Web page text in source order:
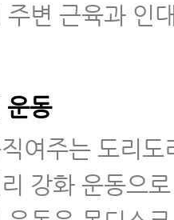
동 3.허리 도리
운동 5.허리 돌리
운동 6.골반 운동
변 근육과 인
운동
여주는 도리도
강화 운동으